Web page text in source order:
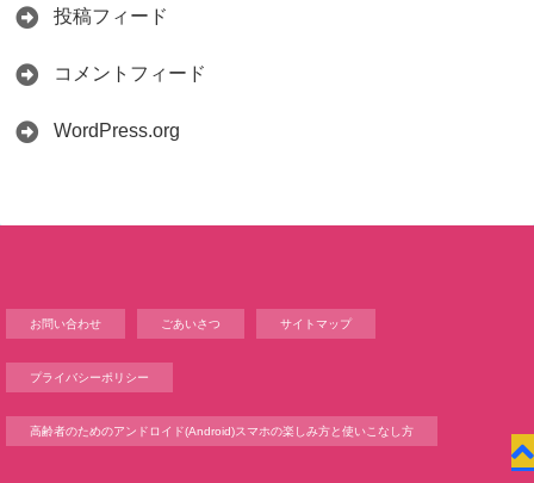
投稿フィード
コメントフィード
WordPress.org
お問い合わせ ごあいさつ サイトマップ
プライバシーポリシー
高齢者のためのアンドロイド(Android)スマホの楽しみ方と使いこなし方